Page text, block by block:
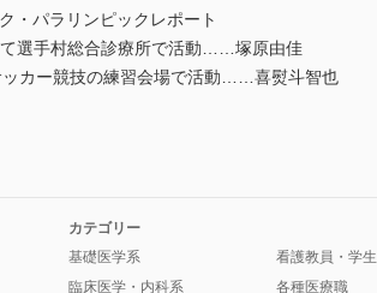
・パラリンピックレポート
選手村総合診療所で活動……塚原由佳
カー競技の練習会場で活動……喜熨斗智也
カテゴリー
基礎医学系
臨床医学・内科系
看護教員・学生
各種医療職